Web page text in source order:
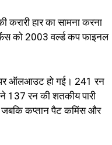
हार का सामना करना
फैंस को 2003 वर्ल्ड कप फाइनल
पर ऑलआउट हो गई। 241 रन
137 रन की शतकीय पारी
जबकि कप्तान पैट कमिंस और